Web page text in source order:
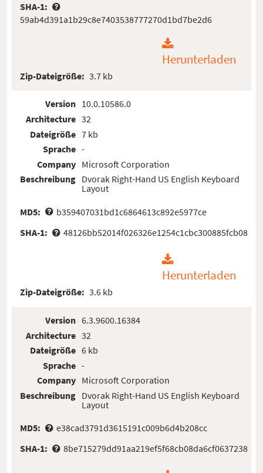
SHA-1:
59ab4d391a1b29c8e7403538777270d1bd7be2d6
Herunterladen
Zip-Dateigröße: 3.7 kb
Version
Architecture
Dateigröße
Sprache
Company
Beschreibung
10.0.10586.0
32
7 kb
-
Microsoft Corporation
Dvorak Right-Hand US English Keyboard
Layout
MD5:
b359407031bd1c6864613c892e5977ce
SHA-1:
48126bb52014f026326e1254c1cbc300885fcb08
Herunterladen
Zip-Dateigröße: 3.6 kb
Version
Architecture
Dateigröße
Sprache
Company
Beschreibung
6.3.9600.16384
32
6 kb
-
Microsoft Corporation
Dvorak Right-Hand US English Keyboard
Layout
MD5:
e38cad3791d3615191c009b6d4b208cc
SHA-1:
8be715279dd91aa219ef5f68cb08da6cf0637238